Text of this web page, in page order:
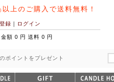
以上のご購入で送料無料！
録 ｜ ログイン
額 0 円 送料 0 円
ポイントをプレゼント